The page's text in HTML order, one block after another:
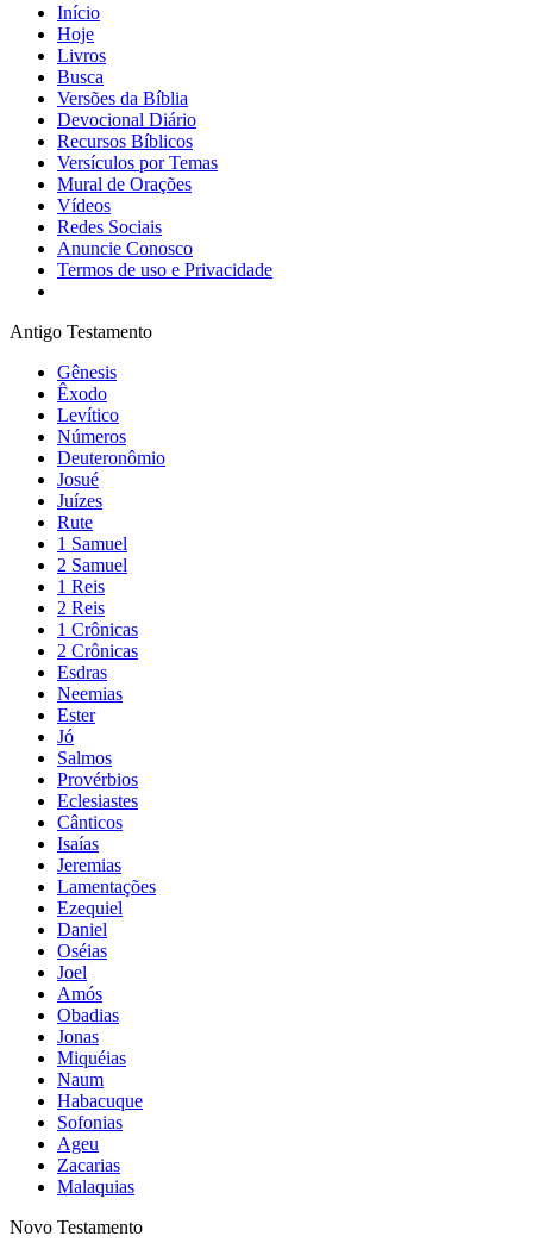
Início
Hoje
Livros
Busca
Versões da Bíblia
Devocional Diário
Recursos Bíblicos
Versículos por Temas
Mural de Orações
Vídeos
Redes Sociais
Anuncie Conosco
Termos de uso e Privacidade
Antigo Testamento
Gênesis
Êxodo
Levítico
Números
Deuteronômio
Josué
Juízes
Rute
1 Samuel
2 Samuel
1 Reis
2 Reis
1 Crônicas
2 Crônicas
Esdras
Neemias
Ester
Jó
Salmos
Provérbios
Eclesiastes
Cânticos
Isaías
Jeremias
Lamentações
Ezequiel
Daniel
Oséias
Joel
Amós
Obadias
Jonas
Miquéias
Naum
Habacuque
Sofonias
Ageu
Zacarias
Malaquias
Novo Testamento